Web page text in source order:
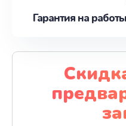
Гарантия на